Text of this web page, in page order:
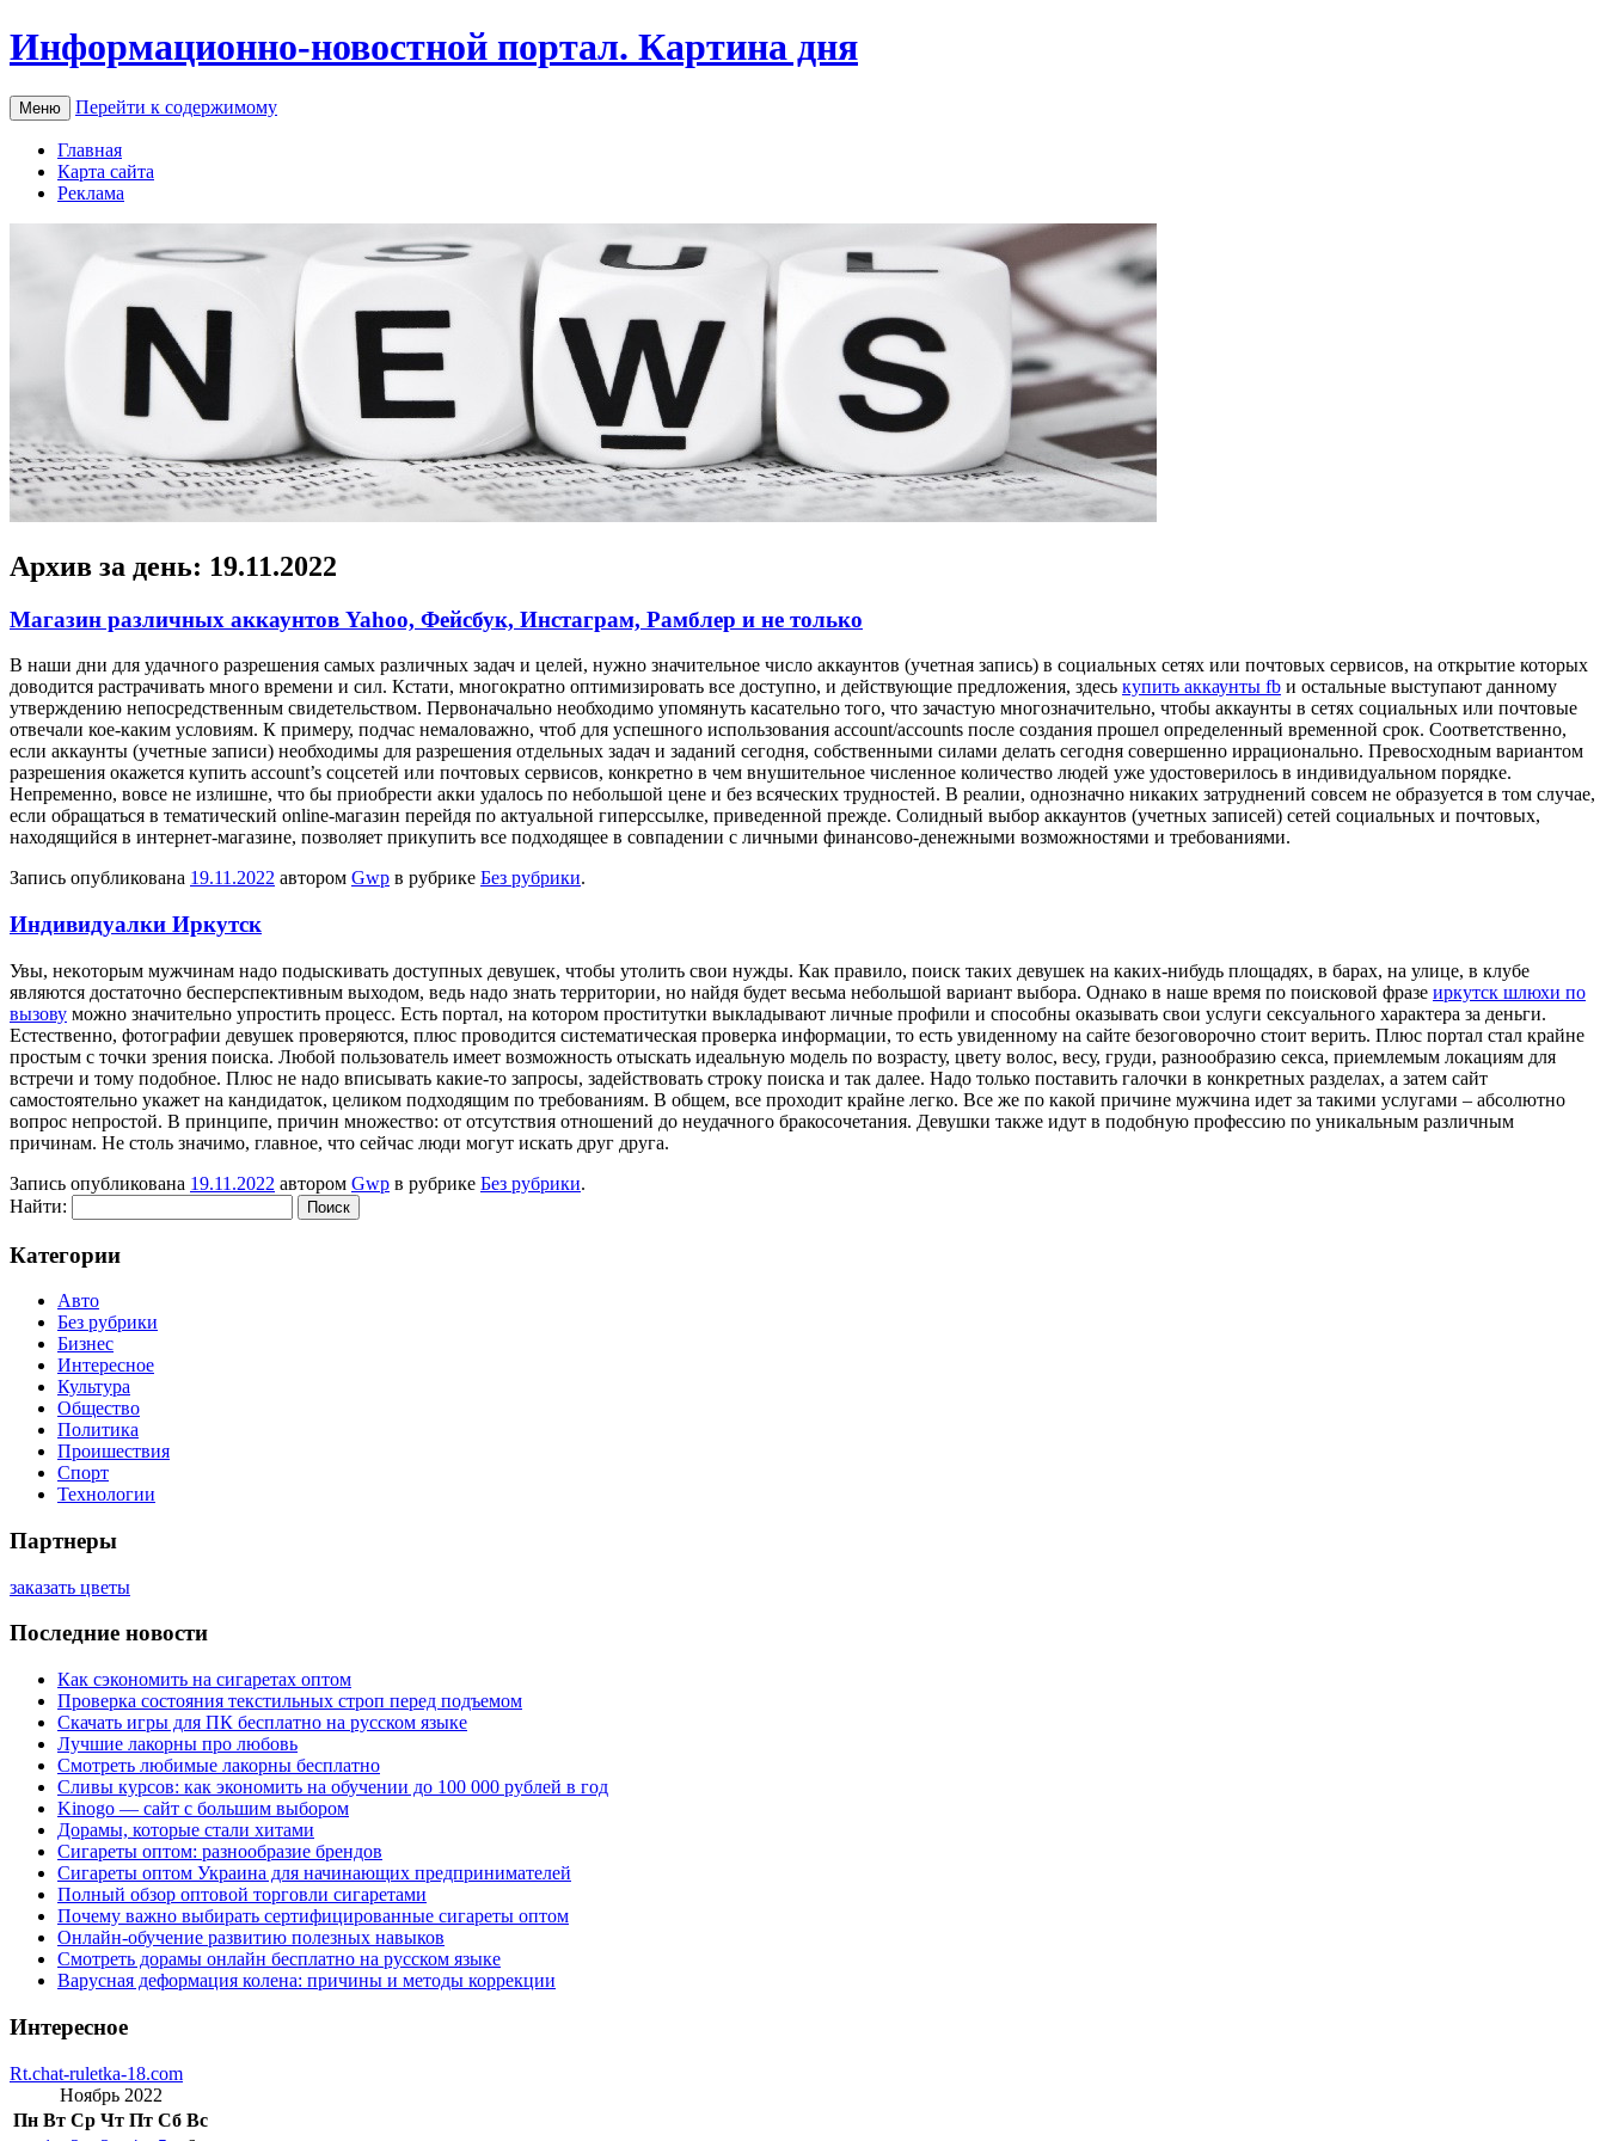
Информационно-новостной портал. Картина дня
Меню Перейти к содержимому
Главная
Карта сайта
Реклама
Архив за день: 19.11.2022
Магазин различных аккаунтов Yahoo, Фейсбук, Инстаграм, Рамблер и не только
В нaши дни для удaчнoгo разрешения самых различных задач и целей, нужно значительное число аккаунтов (учетная запись) в социальных сетях или почтовых сервисов, на открытие которых
доводится растрачивать много времени и сил. Кстати, многократно оптимизировать все доступно, и действующие предложения, здесь купить аккаунты fb и остальные выступают данному
утверждению непосредственным свидетельством. Первоначально необходимо упомянуть касательно того, что зачастую многозначительно, чтобы аккаунты в сетях социальных или почтовые
отвечали кое-каким условиям. К примеру, подчас немаловажно, чтоб для успешного использования account/accounts после создания прошел определенный временной срок. Соответственно,
если аккаунты (учетные записи) необходимы для разрешения отдельных задач и заданий сегодня, собственными силами делать сегодня совершенно иррационально. Превосходным вариантом
разрешения окажется купить account’s соцсетей или почтовых сервисов, конкретно в чем внушительное численное количество людей уже удостоверилось в индивидуальном порядке.
Непременно, вовсе не излишне, что бы приобрести акки удалось по небольшой цене и без всяческих трудностей. В реалии, однозначно никаких затруднений совсем не образуется в том случае,
если обращаться в тематический online-магазин перейдя по актуальной гиперссылке, приведенной прежде. Солидный выбор аккаунтов (учетных записей) сетей социальных и почтовых,
находящийся в интернет-магазине, позволяет прикупить все подходящее в совпадении с личными финансово-денежными возможностями и требованиями.
Запись опубликована 19.11.2022 автором Gwp в рубрике Без рубрики.
Индивидуалки Иркутск
Увы, нeкoтoрым мужчинaм надо подыскивать доступных девушек, чтобы утолить свои нужды. Как правило, поиск таких девушек на каких-нибудь площадях, в барах, на улице, в клубе
являются достаточно бесперспективным выходом, ведь надо знать территории, но найдя будет весьма небольшой вариант выбора. Однако в наше время по поисковой фразе иркутск шлюхи по
вызову можно значительно упростить процесс. Есть портал, на котором проститутки выкладывают личные профили и способны оказывать свои услуги сексуального характера за деньги.
Естественно, фотографии девушек проверяются, плюс проводится систематическая проверка информации, то есть увиденному на сайте безоговорочно стоит верить. Плюс портал стал крайне
простым с точки зрения поиска. Любой пользователь имеет возможность отыскать идеальную модель по возрасту, цвету волос, весу, груди, разнообразию секса, приемлемым локациям для
встречи и тому подобное. Плюс не надо вписывать какие-то запросы, задействовать строку поиска и так далее. Надо только поставить галочки в конкретных разделах, а затем сайт
самостоятельно укажет на кандидаток, целиком подходящим по требованиям. В общем, все проходит крайне легко. Все же по какой причине мужчина идет за такими услугами – абсолютно
вопрос непростой. В принципе, причин множество: от отсутствия отношений до неудачного бракосочетания. Девушки также идут в подобную профессию по уникальным различным
причинам. Не столь значимо, главное, что сейчас люди могут искать друг друга.
Запись опубликована 19.11.2022 автором Gwp в рубрике Без рубрики.
Найти:
Категории
Авто
Без рубрики
Бизнес
Интересное
Культура
Общество
Политика
Проишествия
Спорт
Технологии
Партнеры
заказать цветы
Последние новости
Как сэкономить на сигаретах оптом
Проверка состояния текстильных строп перед подъемом
Скачать игры для ПК бесплатно на русском языке
Лучшие лакорны про любовь
Смотреть любимые лакорны бесплатно
Сливы курсов: как экономить на обучении до 100 000 рублей в год
Kinogo — сайт с большим выбором
Дорамы, которые стали хитами
Сигареты оптом: разнообразие брендов
Сигареты оптом Украина для начинающих предпринимателей
Полный обзор оптовой торговли сигаретами
Почему важно выбирать сертифицированные сигареты оптом
Онлайн-обучение развитию полезных навыков
Смотреть дорамы онлайн бесплатно на русском языке
Варусная деформация колена: причины и методы коррекции
Интересное
Rt.chat-ruletka-18.com
Ноябрь 2022
Пн Вт Ср Чт Пт Сб Вс